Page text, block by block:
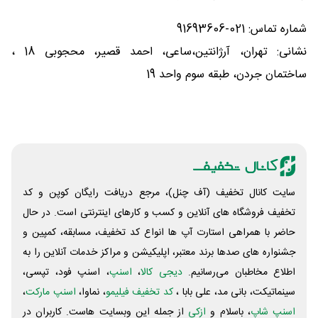
شماره تماس: 021-91693606
نشانی: تهران، آرژانتین،ساعی، احمد قصیر، محجوبی 18 ،
ساختمان جردن، طبقه سوم واحد 19
سایت کانال تخفیف (آف چنل)، مرجع دریافت رایگان کوپن و کد
تخفیف فروشگاه های آنلاین و کسب و‌ کارهای اینترنتی است. در حال
حاضر با همراهی استارت آپ ها انواع کد تخفیف، مسابقه، کمپین و
جشنواره های صدها برند معتبر، اپلیکیشن و مراکز خدمات آنلاین را به
اطلاع مخاطبان می‌رسانیم. دیجی کالا، اسنپ، اسنپ فود، تپسی،
سینماتیکت، بانی مد، علی‌ بابا ،کد تخفیف فیلیمو، نماوا، اسنپ مارکت،
اسنپ شاپ، باسلام و ازکی از جمله این وبسایت ‌هاست. کاربران در